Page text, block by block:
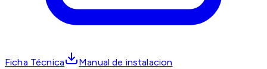
Ficha Técnica Manual de instalacion